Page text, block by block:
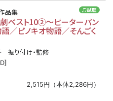
♫試聴
品集
ベスト10②〜ピーターパン
／ピノキオ物語／そんごく
振り付け・監修
2,515円（本体2,286円）